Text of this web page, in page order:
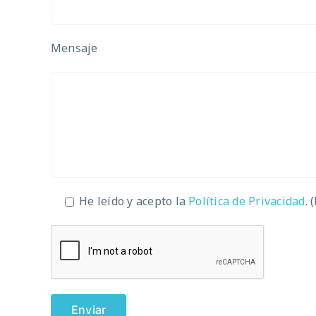
Mensaje
He leído y acepto la Política de Privacidad.